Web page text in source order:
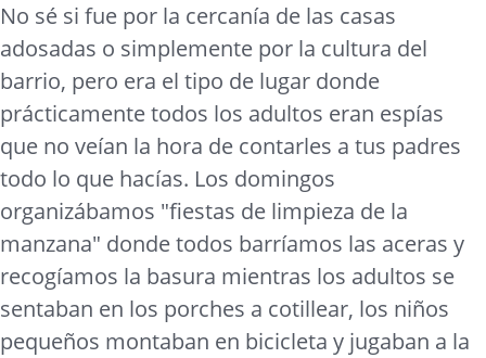
No sé si fue por la cercanía de las casas
adosadas o simplemente por la cultura del
barrio, pero era el tipo de lugar donde
prácticamente todos los adultos eran espías
que no veían la hora de contarles a tus padres
todo lo que hacías. Los domingos
organizábamos "fiestas de limpieza de la
manzana" donde todos barríamos las aceras y
recogíamos la basura mientras los adultos se
sentaban en los porches a cotillear, los niños
pequeños montaban en bicicleta y jugaban a la